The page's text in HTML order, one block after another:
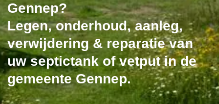
Gennep?
Legen, onderhoud, aanleg,
verwijdering & reparatie van
uw septictank of vetput in de
gemeente Gennep.